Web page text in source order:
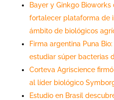
Bayer y Ginkgo
fortalecer plataforma de
ámbito de biológicos
Firma argentina Puna
estudiar súper bacterias
Corteva Agriscience
al líder biológico
Estudio en Brasil